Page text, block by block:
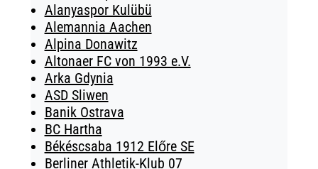
Alanyaspor Kulübü
Alemannia Aachen
Alpina Donawitz
Altonaer FC von 1993 e.V.
Arka Gdynia
ASD Sliwen
Banik Ostrava
BC Hartha
Békéscsaba 1912 Előre SE
Berliner Athletik-Klub 07